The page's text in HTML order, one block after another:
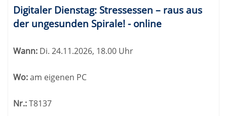
Tabellenüberschriften
können
sortiert
Digitaler Dienstag: Stressessen – raus aus
der ungesunden Spirale! - online
Wann: Di. 24.11.2026, 18.00 Uhr
Wo:am eigenen PC
Nr.:T8137